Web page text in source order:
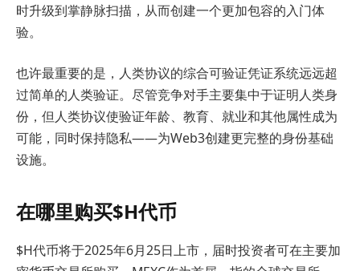
时升级到掌静脉扫描，从而创建一个更加包容的入门体
验。
也许最重要的是，人类协议的综合可验证凭证系统远远超
过简单的人类验证。尽管竞争对手主要集中于证明人类身
份，但人类协议使验证年龄、教育、就业和其他属性成为
可能，同时保持隐私——为Web3创建更完整的身份基础
设施。
在哪里购买$H代币
$H代币将于2025年6月25日上市，届时投资者可在主要加